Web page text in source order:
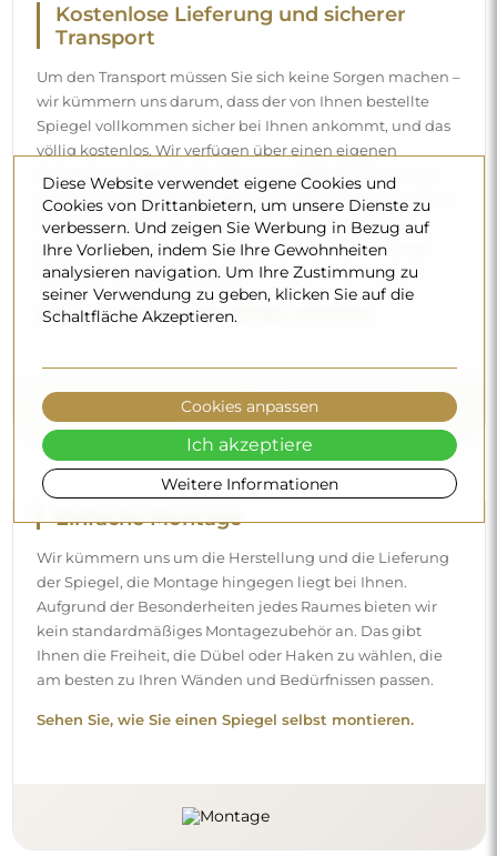
Kostenlose Lieferung und sicherer
Transport
Um den Transport müssen Sie sich keine Sorgen machen –
wir kümmern uns darum, dass der von Ihnen bestellte
Spiegel vollkommen sicher bei Ihnen ankommt, und das
völlig kostenlos. Wir verfügen über einen eigenen
Fuhrpark und geschultes Personal, deshalb können wir
garantieren, dass der Spiegel unversehrt ankommt, ohne
zusätzliche Kosten. Selbst wenn Sie einen Spiegel in
großen Abmessungen bestellen, können Sie mit einer
schnellen Lieferung rechnen.
Sehen Sie, wie wir unsere Spiegel verpacken.
Einfache Montage
Wir kümmern uns um die Herstellung und die Lieferung
der Spiegel, die Montage hingegen liegt bei Ihnen.
Aufgrund der Besonderheiten jedes Raumes bieten wir
kein standardmäßiges Montagezubehör an. Das gibt
Ihnen die Freiheit, die Dübel oder Haken zu wählen, die
am besten zu Ihren Wänden und Bedürfnissen passen.
Sehen Sie, wie Sie einen Spiegel selbst montieren.
Diese Website verwendet eigene Cookies und
Cookies von Drittanbietern, um unsere Dienste zu
verbessern. Und zeigen Sie Werbung in Bezug auf
Ihre Vorlieben, indem Sie Ihre Gewohnheiten
analysieren navigation. Um Ihre Zustimmung zu
seiner Verwendung zu geben, klicken Sie auf die
Schaltfläche Akzeptieren.
Weitere Informationen
Cookies anpassen
Ich akzeptiere